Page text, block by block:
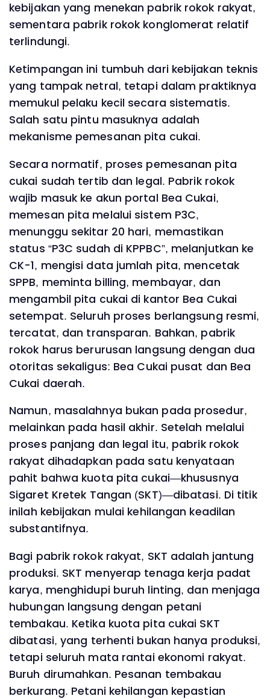
kebijakan yang menekan pabrik rokok rakyat,
sementara pabrik rokok konglomerat relatif
terlindungi.
Ketimpangan ini tumbuh dari kebijakan teknis
yang tampak netral, tetapi dalam praktiknya
memukul pelaku kecil secara sistematis.
Salah satu pintu masuknya adalah
mekanisme pemesanan pita cukai.
Secara normatif, proses pemesanan pita
cukai sudah tertib dan legal. Pabrik rokok
wajib masuk ke akun portal Bea Cukai,
memesan pita melalui sistem P3C,
menunggu sekitar 20 hari, memastikan
status “P3C sudah di KPPBC”, melanjutkan ke
CK-1, mengisi data jumlah pita, mencetak
SPPB, meminta billing, membayar, dan
mengambil pita cukai di kantor Bea Cukai
setempat. Seluruh proses berlangsung resmi,
tercatat, dan transparan. Bahkan, pabrik
rokok harus berurusan langsung dengan dua
otoritas sekaligus: Bea Cukai pusat dan Bea
Cukai daerah.
Namun, masalahnya bukan pada prosedur,
melainkan pada hasil akhir. Setelah melalui
proses panjang dan legal itu, pabrik rokok
rakyat dihadapkan pada satu kenyataan
pahit bahwa kuota pita cukai—khususnya
Sigaret Kretek Tangan (SKT)—dibatasi. Di titik
inilah kebijakan mulai kehilangan keadilan
substantifnya.
Bagi pabrik rokok rakyat, SKT adalah jantung
produksi. SKT menyerap tenaga kerja padat
karya, menghidupi buruh linting, dan menjaga
hubungan langsung dengan petani
tembakau. Ketika kuota pita cukai SKT
dibatasi, yang terhenti bukan hanya produksi,
tetapi seluruh mata rantai ekonomi rakyat.
Buruh dirumahkan. Pesanan tembakau
berkurang. Petani kehilangan kepastian